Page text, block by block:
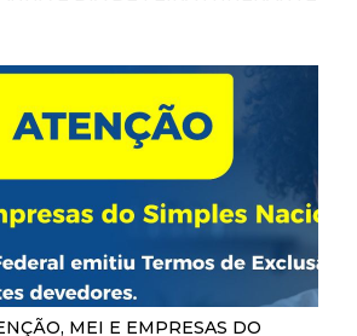
MEI E EMPRESAS DO